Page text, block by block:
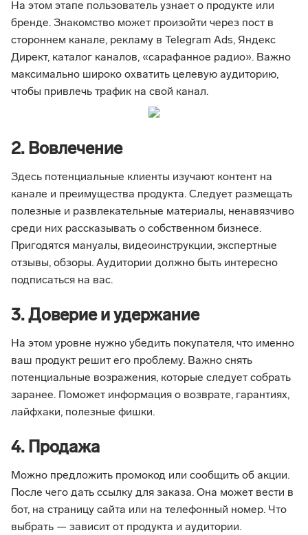
На этом этапе пользователь узнает о продукте или
бренде. Знакомство может произойти через пост в
стороннем канале, рекламу в Telegram Ads, Яндекс
Директ, каталог каналов, «сарафанное радио». Важно
максимально широко охватить целевую аудиторию,
чтобы привлечь трафик на свой канал.
2. Вовлечение
Здесь потенциальные клиенты изучают контент на
канале и преимущества продукта. Следует размещать
полезные и развлекательные материалы, ненавязчиво
среди них рассказывать о собственном бизнесе.
Пригодятся мануалы, видеоинструкции, экспертные
отзывы, обзоры. Аудитории должно быть интересно
подписаться на вас.
3. Доверие и удержание
На этом уровне нужно убедить покупателя, что именно
ваш продукт решит его проблему. Важно снять
потенциальные возражения, которые следует собрать
заранее. Поможет информация о возврате, гарантиях,
лайфхаки, полезные фишки.
4. Продажа
Можно предложить промокод или сообщить об акции.
После чего дать ссылку для заказа. Она может вести в
бот, на страницу сайта или на телефонный номер. Что
выбрать — зависит от продукта и аудитории.